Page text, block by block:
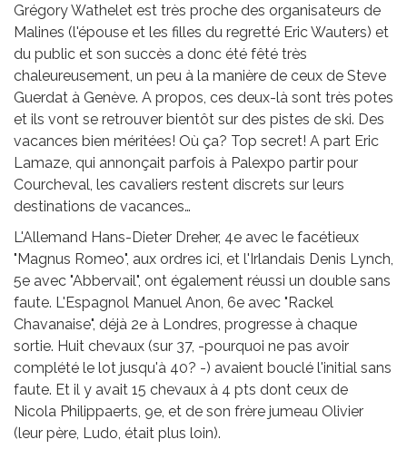
Grégory Wathelet est très proche des organisateurs de
Malines (l'épouse et les filles du regretté Eric Wauters) et
du public et son succès a donc été fêté très
chaleureusement, un peu à la manière de ceux de Steve
Guerdat à Genève. A propos, ces deux-là sont très potes
et ils vont se retrouver bientôt sur des pistes de ski. Des
vacances bien méritées! Où ça? Top secret! A part Eric
Lamaze, qui annonçait parfois à Palexpo partir pour
Courcheval, les cavaliers restent discrets sur leurs
destinations de vacances…
L'Allemand Hans-Dieter Dreher, 4e avec le facétieux
"Magnus Romeo", aux ordres ici, et l'Irlandais Denis Lynch,
5e avec "Abbervail", ont également réussi un double sans
faute. L'Espagnol Manuel Anon, 6e avec "Rackel
Chavanaise", déjà 2e à Londres, progresse à chaque
sortie. Huit chevaux (sur 37, -pourquoi ne pas avoir
complété le lot jusqu'à 40? -) avaient bouclé l'initial sans
faute. Et il y avait 15 chevaux à 4 pts dont ceux de
Nicola Philippaerts, 9e, et de son frère jumeau Olivier
(leur père, Ludo, était plus loin).